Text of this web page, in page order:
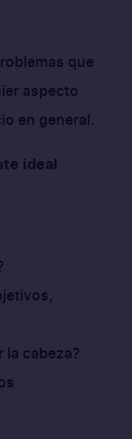
que
aspecto
en general.
ideal
la cabeza?